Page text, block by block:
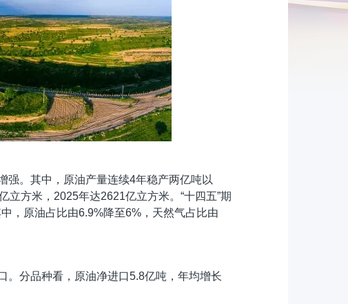
强。其中，原油产量连续4年稳产两亿吨以
立方米，2025年达2621亿立方米。“十四五”期
，原油占比由6.9%降至6%，天然气占比由
。分品种看，原油净进口5.8亿吨，年均增长